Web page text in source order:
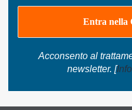
Acconsento al
newsletter. [